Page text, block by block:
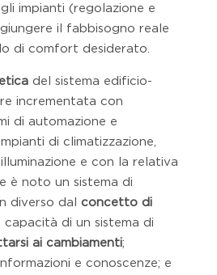
impianti (regolazione e
il fabbisogno reale
di comfort desiderato.
del sistema edificio-
incrementata con
di automazione e
di climatizzazione,
e con la relativa
è noto un sistema di
diverso dal concetto di
capacità di un sistema di
ai cambiamenti;
e conoscenze; e